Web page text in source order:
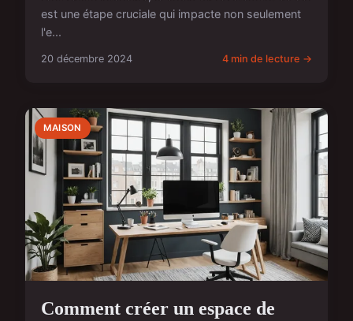
est une étape cruciale qui impacte non seulement
l'e...
20 décembre 2024 4 min de lecture →
MAISON
Comment créer un espace de